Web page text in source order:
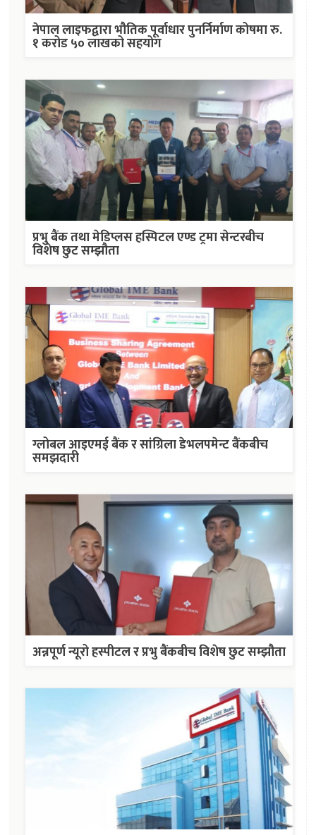
नेपाल लाइफद्वारा भौतिक पूर्वाधार पुनर्निर्माण कोषमा रु.
१ करोड ५० लाखको सहयोग
प्रभु बैंक तथा मेडिप्लस हस्पिटल एण्ड ट्रमा सेन्टरबीच
विशेष छुट सम्झौता
ग्लोबल आइएमई बैंक र सांग्रिला डेभलपमेन्ट बैंकबीच
समझदारी
अन्नपूर्ण न्यूरो हस्पीटल र प्रभु बैंकबीच विशेष छुट सम्झौता